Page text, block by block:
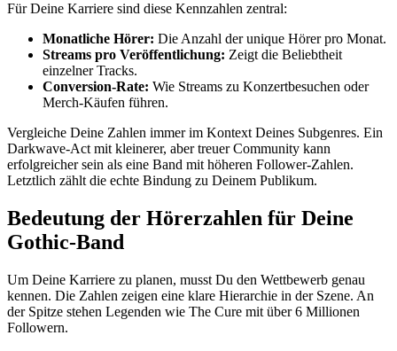
Für Deine Karriere sind diese Kennzahlen zentral:
Monatliche Hörer: Die Anzahl der unique Hörer pro Monat.
Streams pro Veröffentlichung: Zeigt die Beliebtheit
einzelner Tracks.
Conversion-Rate: Wie Streams zu Konzertbesuchen oder
Merch-Käufen führen.
Vergleiche Deine Zahlen immer im Kontext Deines Subgenres. Ein
Darkwave-Act mit kleinerer, aber treuer Community kann
erfolgreicher sein als eine Band mit höheren Follower-Zahlen.
Letztlich zählt die echte Bindung zu Deinem Publikum.
Bedeutung der Hörerzahlen für Deine
Gothic-Band
Um Deine Karriere zu planen, musst Du den Wettbewerb genau
kennen. Die Zahlen zeigen eine klare Hierarchie in der Szene. An
der Spitze stehen Legenden wie The Cure mit über 6 Millionen
Followern.